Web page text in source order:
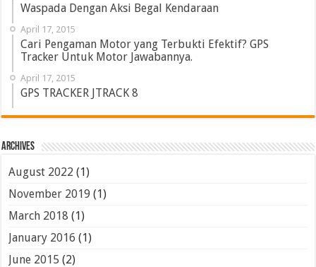
Waspada Dengan Aksi Begal Kendaraan
April 17, 2015
Cari Pengaman Motor yang Terbukti Efektif? GPS
Tracker Untuk Motor Jawabannya.
April 17, 2015
GPS TRACKER JTRACK 8
Archives
August 2022 (1)
November 2019 (1)
March 2018 (1)
January 2016 (1)
June 2015 (2)